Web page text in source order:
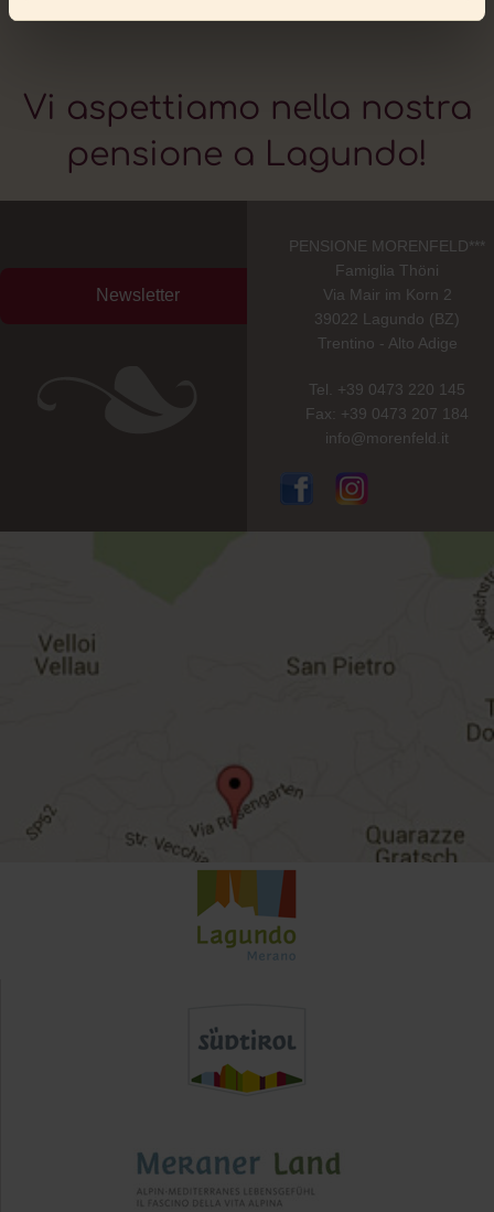
Vi aspettiamo nella nostra
pensione a Lagundo!
Newsletter
PENSIONE MORENFELD***
Famiglia Thöni
Via Mair im Korn 2
39022 Lagundo (BZ)
Trentino - Alto Adige
Tel. +39 0473 220 145
Fax: +39 0473 207 184
info@morenfeld.it